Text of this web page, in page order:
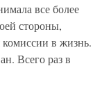
все более
стороны,
в жизнь.
Всего раз в